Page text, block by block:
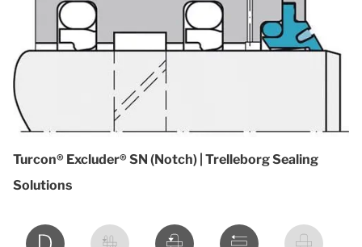
Turcon® Excluder® SN (Notch) | Trelleborg Sealing
Solutions